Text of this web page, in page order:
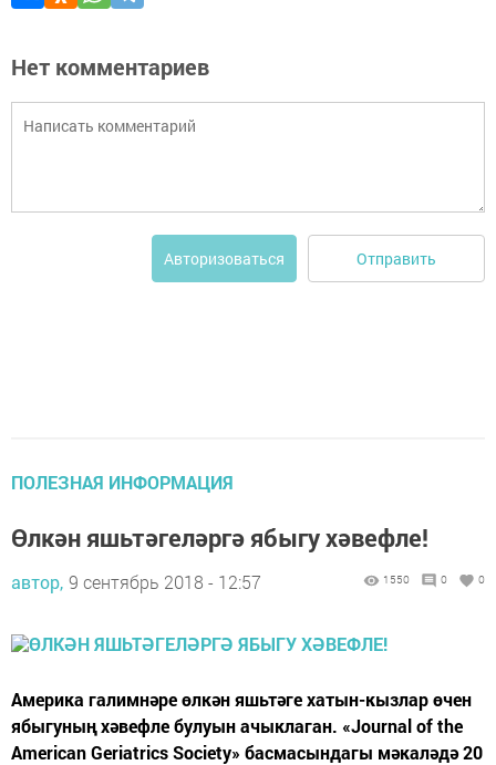
Нет комментариев
Авторизоваться Отправить
ПОЛЕЗНАЯ ИНФОРМАЦИЯ
Өлкән яшьтәгеләргә ябыгу хәвефле!
автор, 9 сентябрь 2018 - 12:57 1550 0 0
Америка галимнәре өлкән яшьтәге хатын-кызлар өчен
ябыгуның хәвефле булуын ачыклаган. «Journal of the
American Geriatrics Society» басмасындагы мәкаләдә 20